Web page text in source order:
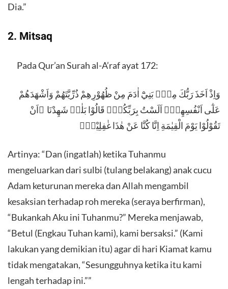
Dia.”
2. Mitsaq
Pada Qur’an Surah al-A’raf ayat 172:
وَاِذْ اَخَذَ رَبُّكَ مِنْۢ بَنِيْٓ اٰدَمَ مِنْ ظُهُوْرِهِمْ ذُرِّيَّتَهُمْ وَاَشْهَدَهُمْ
عَلٰٓى اَنْفُسِهِمْۚ اَلَسْتُ بِرَبِّكُمْۗ قَالُوْا بَلٰىۛ شَهِدْنَا ۛاَنْ
تَقُوْلُوْا يَوْمَ الْقِيٰمَةِ اِنَّا كُنَّا عَنْ هٰذَا غٰفِلِيْنَۙ
Artinya: “Dan (ingatlah) ketika Tuhanmu
mengeluarkan dari sulbi (tulang belakang) anak cucu
Adam keturunan mereka dan Allah mengambil
kesaksian terhadap roh mereka (seraya berfirman),
“Bukankah Aku ini Tuhanmu?” Mereka menjawab,
“Betul (Engkau Tuhan kami), kami bersaksi.” (Kami
lakukan yang demikian itu) agar di hari Kiamat kamu
tidak mengatakan, “Sesungguhnya ketika itu kami
lengah terhadap ini.””